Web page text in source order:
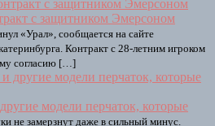
с защитником Эмерсоном
«Урал», сообщается на сайте
Контракт с 28‑летним игроком
согласию […]
модели перчаток, которые
не замерзнут даже в сильный минус.